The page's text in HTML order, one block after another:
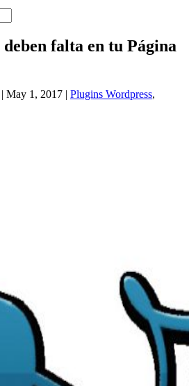
falta en tu Página
| May 1, 2017 | Plugins Wordpress,